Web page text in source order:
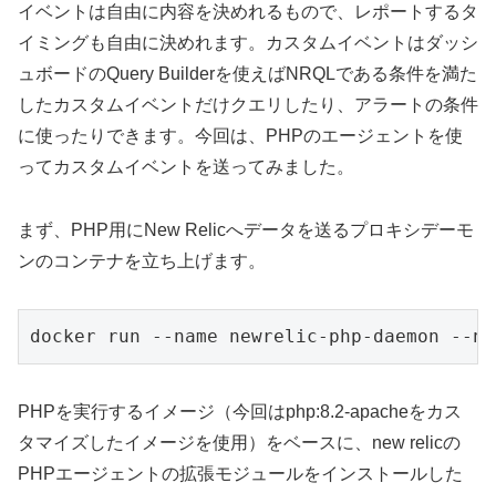
イベントは自由に内容を決めれるもので、レポートするタ
イミングも自由に決めれます。カスタムイベントはダッシ
ュボードのQuery Builderを使えばNRQLである条件を満た
したカスタムイベントだけクエリしたり、アラートの条件
に使ったりできます。今回は、PHPのエージェントを使
ってカスタムイベントを送ってみました。
まず、PHP用にNew Relicへデータを送るプロキシデーモ
ンのコンテナを立ち上げます。
docker run --name newrelic-php-daemon --
PHPを実行するイメージ（今回はphp:8.2-apacheをカス
タマイズしたイメージを使用）をベースに、new relicの
PHPエージェントの拡張モジュールをインストールした